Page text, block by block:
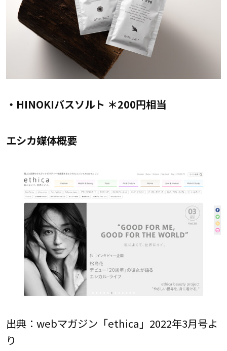
・HINOKIバスソルト ＊200円相当
エシカ媒体概要
出典：webマガジン「ethica」2022年3月号よ
り